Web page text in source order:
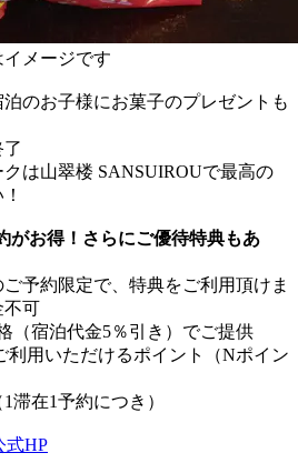
メージです
のお子様にお菓子のプレゼントも
は山翠楼 SANSUIROUで最高の
お得！さらにご優待特典もあ
予約限定で、特典をご利用頂けま
可
（宿泊代金5％引き）でご提供
利用いただけるポイント（Nポイン
滞在1予約につき）
HP